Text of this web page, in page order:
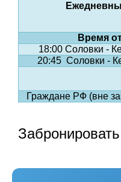
Время
18:00 Соловки -
20:45 Соловки -
Граждане РФ (вне